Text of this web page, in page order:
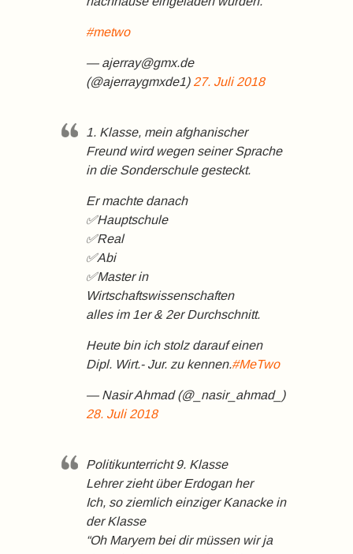
#metwo
— ajerray@gmx.de
(@ajerraygmxde1) 27. Juli 2018
1. Klasse, mein afghanischer
Freund wird wegen seiner Sprache
in die Sonderschule gesteckt.
Er machte danach
✅Hauptschule
✅Real
✅Abi
✅Master in
Wirtschaftswissenschaften
alles im 1er & 2er Durchschnitt.
Heute bin ich stolz darauf einen
Dipl. Wirt.- Jur. zu kennen.#MeTwo
— Nasir Ahmad (@_nasir_ahmad_)
28. Juli 2018
Politikunterricht 9. Klasse
Lehrer zieht über Erdogan her
Ich, so ziemlich einziger Kanacke in
der Klasse
“Oh Maryem bei dir müssen wir ja